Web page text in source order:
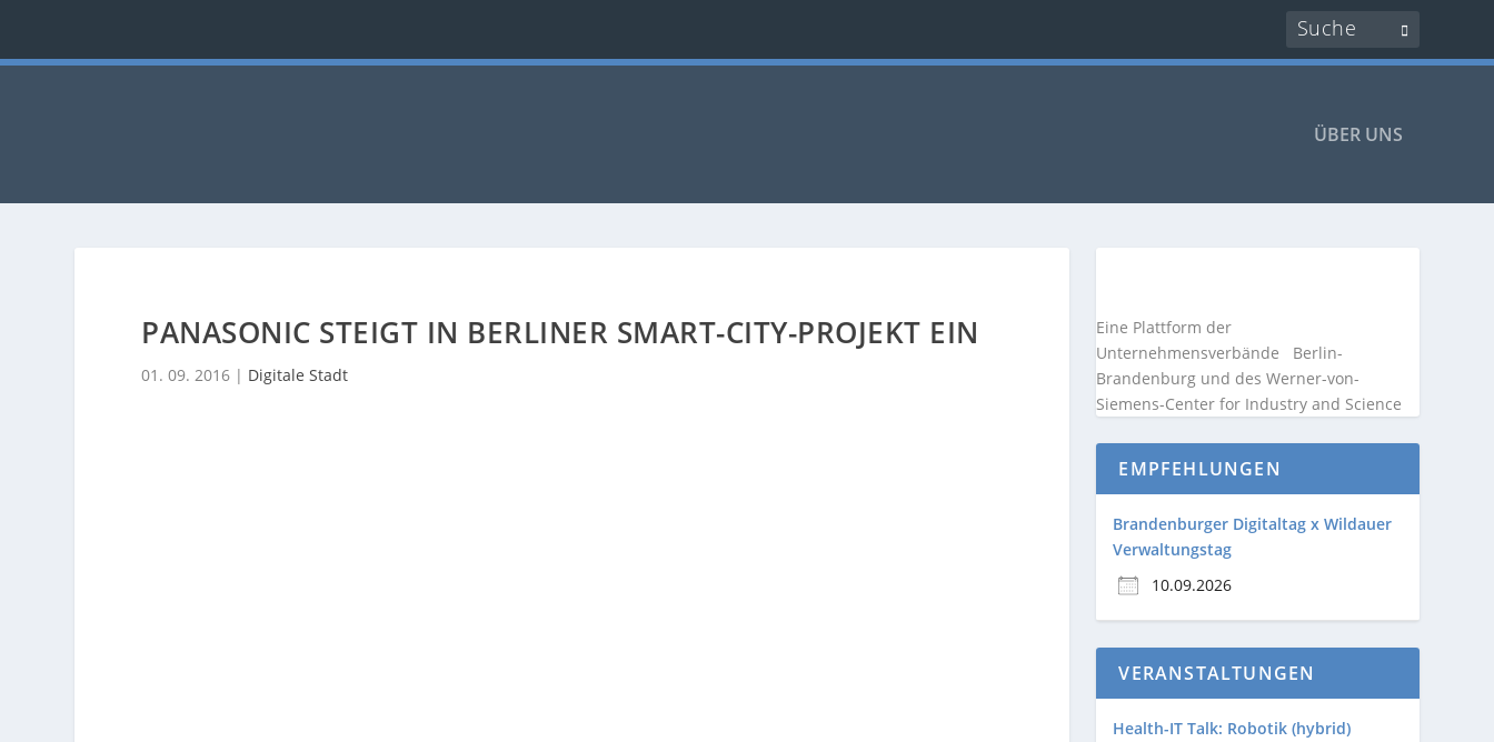
ÜBER UNS
PANASONIC STEIGT IN BERLINER SMART-CITY-PROJEKT EIN
01. 09. 2016 | Digitale Stadt
Eine Plattform der
Unternehmensverbände Berlin-
Brandenburg und des Werner-von-
Siemens-Center for Industry and Science
EMPFEHLUNGEN
Brandenburger Digitaltag x Wildauer
Verwaltungstag
10.09.2026
VERANSTALTUNGEN
Health-IT Talk: Robotik (hybrid)